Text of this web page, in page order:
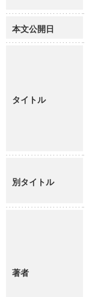
本文公開日
タイトル
別タイトル
著者